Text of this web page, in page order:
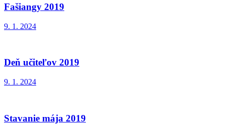
Fašiangy 2019
9. 1. 2024
Deň učiteľov 2019
9. 1. 2024
Stavanie mája 2019